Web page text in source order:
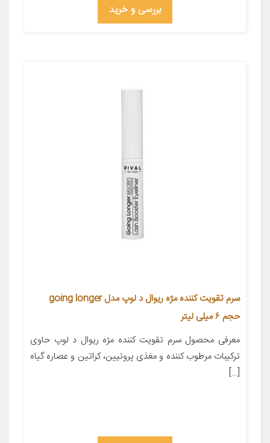
بررسی و خرید
سرم تقویت کننده مژه ریوال د لوپ مدل going longer
حجم ۶ میلی لیتر
معرفی محصول سرم تقویت کننده مژه ریوال د لوپ حاوی
ترکیبات مرطوب کننده و مغذی پروتیین، کراتین و عصاره گیاه
[…]